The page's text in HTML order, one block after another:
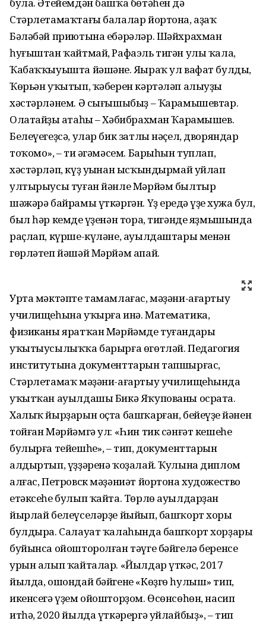
Стәрлетамаҡтағы балалар йортона, аҙаҡ
Бәләбәй приютына ебәрәләр. Шәйхрахман
һуғыштан ҡайтмай, Рафаэль тигән улы ҡала,
Ҡабаҡҡыуышта йәшәне. Яңыраҡ ул вафат булды,
Ҡөрьән уҡытып, ҡәберен кәртәләп алыуҙы
хәстәрләнем. Ә сығышыбыҙ – Ҡарамышевтар.
Олатайҙың атаһы – Хәбибрахман Ҡарамышев.
Белеүегеҙсә, улар бик затлы нәҫел, дворяндар
тоҡомо», – ти әңгәмәсем. Барыһын туплап,
хәстәрләп, күҙ уңынан ысҡындырмай уйлап
ултырыусы туған йәнле Мәрйәм былтыр
шәжәрә байрамы үткәргән. Үҙ ереңдә үҙең хужа бул,
был һәр кемдең үҙенән тора, тигәнде яҙмышында
раҫлап, күрше-күләне, ауылдаштары менән
гөрләтеп йәшәй Мәрйәм апай.
Урта мәктәпте тамамлағас, мәҙәни-ағартыу
училищеһына уҡырға инә. Математика,
физиканы яратҡан Мәрйәмде туғандары
уҡытыусылыҡҡа барырға өгөтләй. Педагогия
институтына документтарын тапшырғас,
Стәрлетамаҡ мәҙәни-ағартыу училищеһында
уҡытҡан ауылдашы Бикә Яҡупованы осрата.
Халыҡ йырҙарын оҫта башҡарған, бейеүҙең йәнен
тойған Мәрйәмгә ул: «Һин тик сәнғәт кешеһе
булырға тейешһең», – тип, документтарын
алдыртып, үҙҙәренә ҡоҙалай. Ҡулына диплом
алғас, Петровск мәҙәниәт йортона художество
етәксеһе булып ҡайта. Төрлө ауылдарҙан
йырлай белеүселәрҙе йыйып, башҡорт хоры
булдыра. Салауат ҡалаһында башҡорт хорҙары
буйынса ойошторолған тәүге бәйгелә беренсе
урын алып ҡайталар. «Йылдар үткәс, 2017
йылда, ошондай бәйгене «Көҙгө һулыш» тип,
икенсегә үҙем ойошторҙом. Өсөнсөһөн, насип
итһә, 2020 йылда үткәрергә уйлайбыҙ», – тип